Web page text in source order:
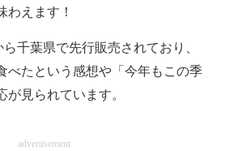
未来
べる
ト
わえます！
千葉県で先行販売されており、
べたという感想や「今年もこの季
見られています。
advertisement